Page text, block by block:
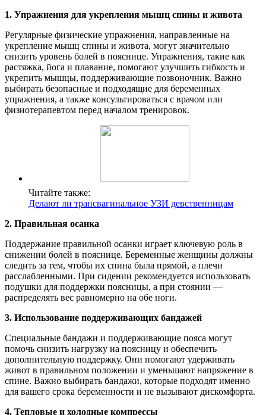
1. Упражнения для укрепления мышц спины и живота
Регулярные физические упражнения, направленные на
укрепление мышц спины и живота, могут значительно
снизить уровень болей в пояснице. Упражнения, такие как
растяжка, йога и плавание, помогают улучшить гибкость и
укрепить мышцы, поддерживающие позвоночник. Важно
выбирать безопасные и подходящие для беременных
упражнения, а также консультироваться с врачом или
физиотерапевтом перед началом тренировок.
Читайте также:
Делают ли трансвагинальное УЗИ девственницам
2. Правильная осанка
Поддержание правильной осанки играет ключевую роль в
снижении болей в пояснице. Беременные женщины должны
следить за тем, чтобы их спина была прямой, а плечи
расслабленными. При сидении рекомендуется использовать
подушки для поддержки поясницы, а при стоянии —
распределять вес равномерно на обе ноги.
3. Использование поддерживающих бандажей
Специальные бандажи и поддерживающие пояса могут
помочь снизить нагрузку на поясницу и обеспечить
дополнительную поддержку. Они помогают удерживать
живот в правильном положении и уменьшают напряжение в
спине. Важно выбирать бандажи, которые подходят именно
для вашего срока беременности и не вызывают дискомфорта.
4. Тепловые и холодные компрессы